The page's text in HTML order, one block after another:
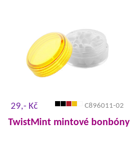
29,- Kč C896011-02
TwistMint mintové bonbóny